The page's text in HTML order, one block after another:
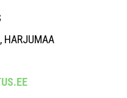
HARJUMAA